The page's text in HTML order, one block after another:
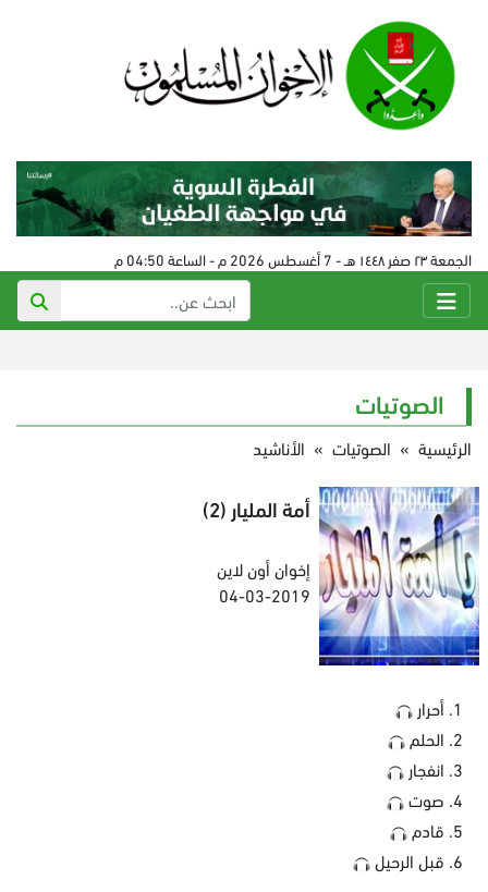
الجمعة ٢٣ صفر ١٤٤٨ هـ - 7 أغسطس 2026 م - الساعة 04:50 م
الصوتيات
الرئيسية » الصوتيات » الأناشيد
أمة المليار (2)
إخوان أون لاين
04-03-2019
أحرار
الحلم
انفجار
صوت
قادم
قبل الرحيل